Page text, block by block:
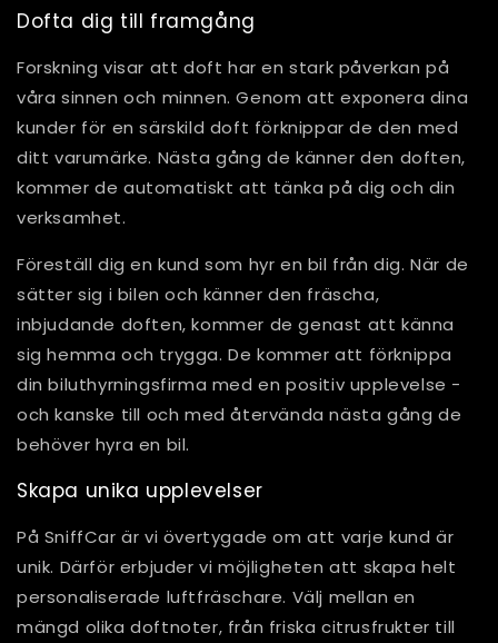
Dofta dig till framgång
Forskning visar att doft har en stark påverkan på
våra sinnen och minnen. Genom att exponera dina
kunder för en särskild doft förknippar de den med
ditt varumärke. Nästa gång de känner den doften,
kommer de automatiskt att tänka på dig och din
verksamhet.
Föreställ dig en kund som hyr en bil från dig. När de
sätter sig i bilen och känner den fräscha,
inbjudande doften, kommer de genast att känna
sig hemma och trygga. De kommer att förknippa
din biluthyrningsfirma med en positiv upplevelse -
och kanske till och med återvända nästa gång de
behöver hyra en bil.
Skapa unika upplevelser
På SniffCar är vi övertygade om att varje kund är
unik. Därför erbjuder vi möjligheten att skapa helt
personaliserade luftfräschare. Välj mellan en
mängd olika doftnoter, från friska citrusfrukter till